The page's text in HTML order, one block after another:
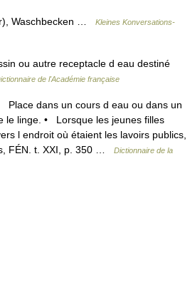
Waschbecken …
Kleines Konversations-
ou autre receptacle d eau destiné
de l'Académie française
dans un cours d eau ou dans un
le linge. • Lorsque les jeunes filles
l endroit où étaient les lavoirs publics,
FÉN. t. XXI, p. 350 …
Dictionnaire de la